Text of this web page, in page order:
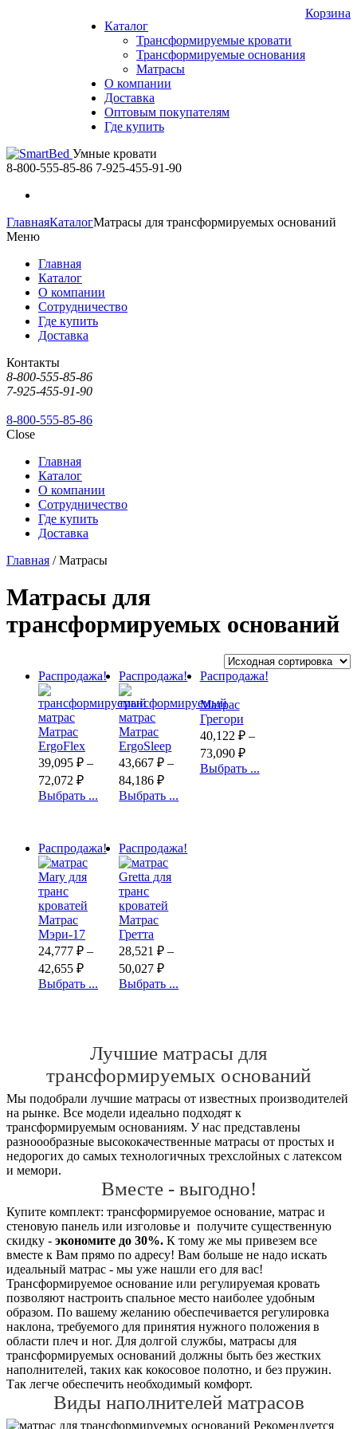
Каталог
Трансформируемые кровати
Трансформируемые основания
Матрасы
О компании
Доставка
Оптовым покупателям
Где купить
Корзина
Умные кровати
8-800-555-85-86 7-925-455-91-90
ГлавнаяКаталогМатрасы для трансформируемых оснований
Меню
Главная
Каталог
О компании
Сотрудничество
Где купить
Доставка
Контакты
8-800-555-85-86
7-925-455-91-90
8-800-555-85-86
Close
Главная
Каталог
О компании
Сотрудничество
Где купить
Доставка
Главная / Матрасы
Матрасы для
трансформируемых оснований
Распродажа!
Матрас
ErgoFlex
39,095 ₽ –
72,072 ₽
Выбрать ...
Распродажа!
Матрас
ErgoSleep
43,667₽ –
84,186₽
Выбрать ...
Распродажа!
Матрас
Грегори
40,122 ₽–
73,090 ₽
Выбрать ...
Распродажа!
Матрас
Мэри-17
24,777 ₽ –
42,655 ₽
Выбрать ...
Распродажа!
Матрас
Гретта
28,521₽ –
50,027₽
Выбрать ...
Лучшие матрасы для
трансформируемых оснований
Мы подобрали лучшие матрасы от известных производителей
на рынке. Все модели идеально подходят к
трансформируемым основаниям. У нас представлены
разноообразные высококачественные матрасы от простых и
недорогих до самых технологичных трехслойных с латексом
и мемори.
Вместе - выгодно!
Купите комплект: трансформируемое основание, матрас и
стеновую панель или изголовье и получите существенную
скидку - экономите до 30%. К тому же мы привезем все
вместе к Вам прямо по адресу! Вам больше не надо искать
идеальный матрас - мы уже нашли его для вас!
Трансформируемое основание или регулируемая кровать
позволяют настроить спальное место наиболее удобным
образом. По вашему желанию обеспечивается регулировка
наклона, требуемого для принятия нужного положения в
области плеч и ног. Для долгой службы, матрасы для
трансформируемых оснований должны быть без жестких
наполнителей, таких как кокосовое полотно, и без пружин.
Так легче обеспечить необходимый комфорт.
Виды наполнителей матрасов
Рекомендуется